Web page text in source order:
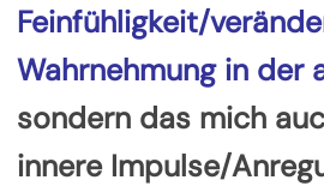
Feinfühligkeit/
Wahrnehmung in der
sondern das mich
innere Impulse/